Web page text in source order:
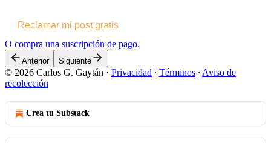
Reclamar mi post gratis
O compra una suscripción de pago.
Anterior Siguiente
© 2026 Carlos G. Gaytán · Privacidad ∙ Términos ∙ Aviso de
recolección
Crea tu Substack